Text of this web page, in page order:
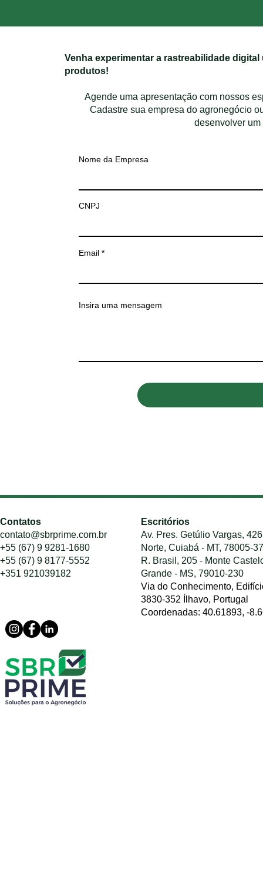
Venha experimentar a rastreabilidade
produtos!
Agende uma apresentação com nossos
Cadastre sua empresa do agronegócio
desenvolver
Nome da Empresa
CNPJ
Email
Insira uma mensagem
Contatos
contato@sbrprime.com.br
+55 (67) 9 9281-1680
+55 (67) 9 8177-5552
+351 921039182
Escritórios
Av. Pres. Getúlio Vargas,
Norte, Cuiabá - MT, 78005-
R. Brasil, 205 - Monte
Grande - MS, 79010-230
Via do Conhecimento,
3830-352 Ílhavo, Portugal
Coordenadas: 40.61893, -